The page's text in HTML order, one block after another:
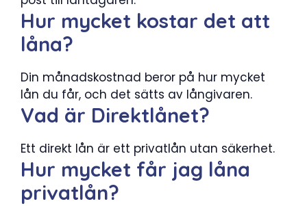
Hur mycket kostar det att
låna?
Din månadskostnad beror på hur mycket
lån du får, och det sätts av långivaren.
Vad är Direktlånet?
Ett direkt lån är ett privatlån utan säkerhet.
Hur mycket får jag låna
privatlån?